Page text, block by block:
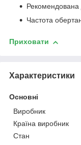
Частота
Приховати
Характеристики
Основні
Виробник
Країна виробник
Стан